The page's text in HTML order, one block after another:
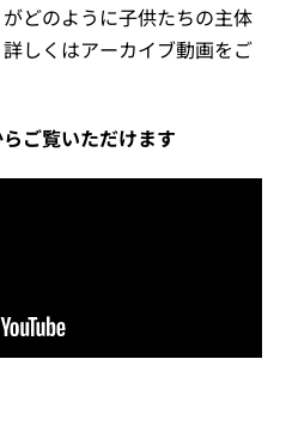
どのように子供たちの主体
しくはアーカイブ動画をご
ご覧いただけます